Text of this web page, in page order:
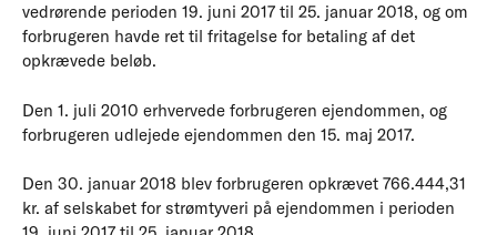
vedrørende perioden 19. juni 2017 til 25. januar 2018, og om
forbrugeren havde ret til fritagelse for betaling af det
opkrævede beløb.
Den 1. juli 2010 erhvervede forbrugeren ejendommen, og
forbrugeren udlejede ejendommen den 15. maj 2017.
Den 30. januar 2018 blev forbrugeren opkrævet 766.444,31
kr. af selskabet for strømtyveri på ejendommen i perioden